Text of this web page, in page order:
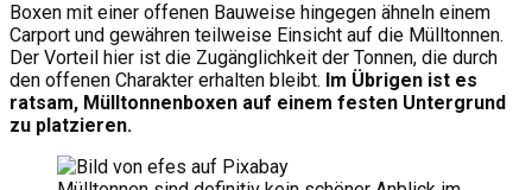
Boxen mit einer offenen Bauweise hingegen ähneln einem
Carport und gewähren teilweise Einsicht auf die Mülltonnen.
Der Vorteil hier ist die Zugänglichkeit der Tonnen, die durch
den offenen Charakter erhalten bleibt. Im Übrigen ist es
ratsam, Mülltonnenboxen auf einem festen Untergrund
zu platzieren.